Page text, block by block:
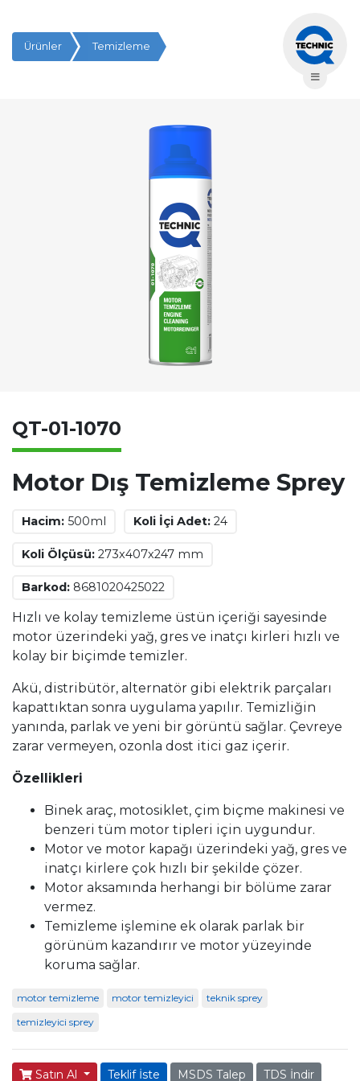
Ürünler Temizleme
Motor Dış Temizleme Sprey
QT-01-1070
Hacim: 500ml Koli İçi Adet: 24
Koli Ölçüsü: 273x407x247 mm
Barkod: 8681020425022
Hızlı ve kolay temizleme üstün içeriği sayesinde
motor üzerindeki yağ, gres ve inatçı kirleri hızlı ve
kolay bir biçimde temizler.
Akü, distribütör, alternatör gibi elektrik parçaları
kapattıktan sonra uygulama yapılır. Temizliğin
yanında, parlak ve yeni bir görüntü sağlar. Çevreye
zarar vermeyen, ozonla dost itici gaz içerir.
Özellikleri
Binek araç, motosiklet, çim biçme makinesi ve
benzeri tüm motor tipleri için uygundur.
Motor ve motor kapağı üzerindeki yağ, gres ve
inatçı kirlere çok hızlı bir şekilde çözer.
Motor aksamında herhangi bir bölüme zarar
vermez.
Temizleme işlemine ek olarak parlak bir
görünüm kazandırır ve motor yüzeyinde
koruma sağlar.
motor temizleme motor temizleyici
teknik sprey
temizleyici sprey
Satın Al Teklif İste MSDS Talep TDS İndir